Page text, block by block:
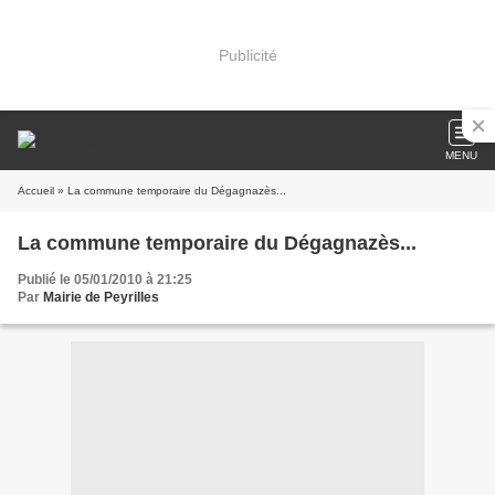
Publicité
MENU
Accueil » La commune temporaire du Dégagnazès...
La commune temporaire du Dégagnazès...
Publié le 05/01/2010 à 21:25
Par Mairie de Peyrilles